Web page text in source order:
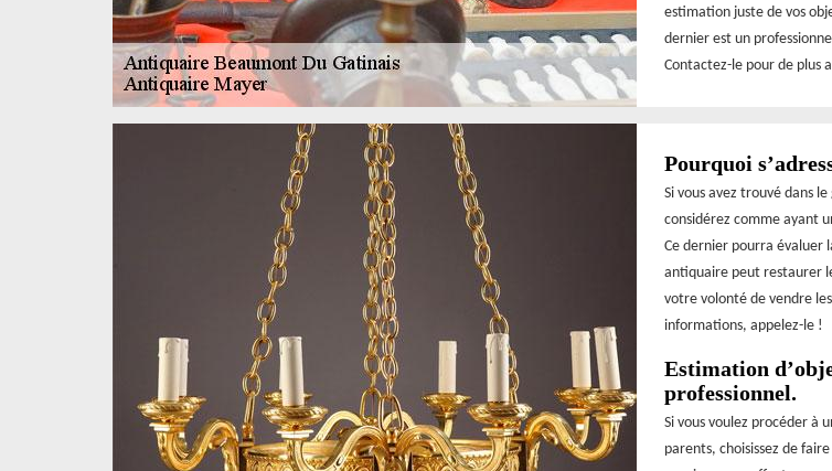
estimation juste de vos
dernier est un
Contactez-le pour de plus
Pourquoi
Si vous avez trouvé dans
considérez comme ayant
Ce dernier pourra évaluer
antiquaire peut restaurer
votre volonté de vendre
informations, appelez-le !
Estimation
professionnel.
Si vous voulez procéder à
parents, choisissez de